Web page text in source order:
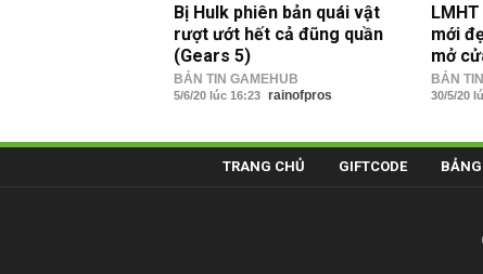
Bị Hulk phiên bản quái vật
rượt ướt hết cả đũng quần
(Gears 5)
BẢN TIN GAMEHUB
5/6/20 lúc 16:23 rainofpros
mới
mở
BẢN
30/5/20
TRANG CHỦ GIFTCODE